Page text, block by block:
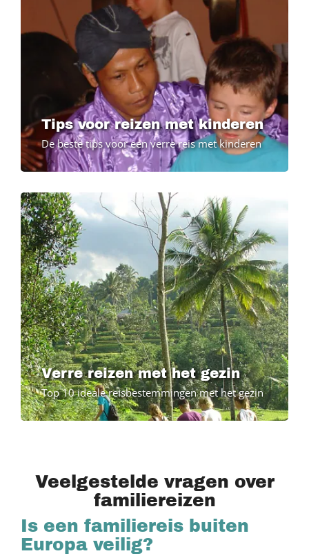
Tips voor reizen met kinderen
De beste tips voor een verre reis met kinderen
Verre reizen met het gezin
Top 10 ideale reisbestemmingen met het gezin
Veelgestelde vragen over
familiereizen
Is een familiereis buiten
Europa veilig?